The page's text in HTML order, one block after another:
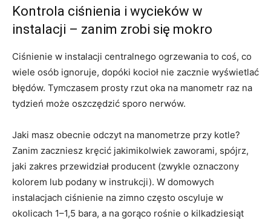
Kontrola ciśnienia i wycieków w
instalacji – zanim zrobi się mokro
Ciśnienie w instalacji centralnego ogrzewania to coś, co
wiele osób ignoruje, dopóki kocioł nie zacznie wyświetlać
błędów. Tymczasem prosty rzut oka na manometr raz na
tydzień może oszczędzić sporo nerwów.
Jaki masz obecnie odczyt na manometrze przy kotle?
Zanim zaczniesz kręcić jakimikolwiek zaworami, spójrz,
jaki zakres przewidział producent (zwykle oznaczony
kolorem lub podany w instrukcji). W domowych
instalacjach ciśnienie na zimno często oscyluje w
okolicach 1–1,5 bara, a na gorąco rośnie o kilkadziesiąt